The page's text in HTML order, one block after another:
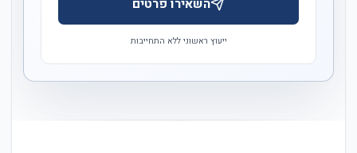
השאירו פרטים
ייעוץ ראשוני ללא התחייבות